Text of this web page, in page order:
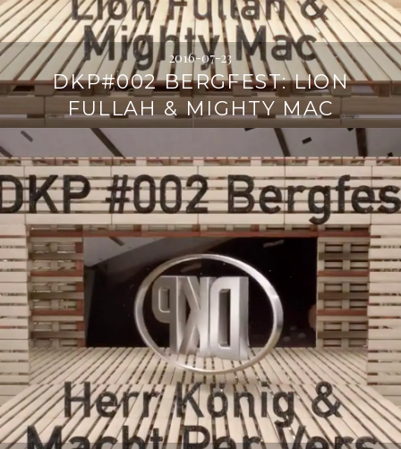
2016-07-23
DKP#002 BERGFEST: LION
FULLAH & MIGHTY MAC